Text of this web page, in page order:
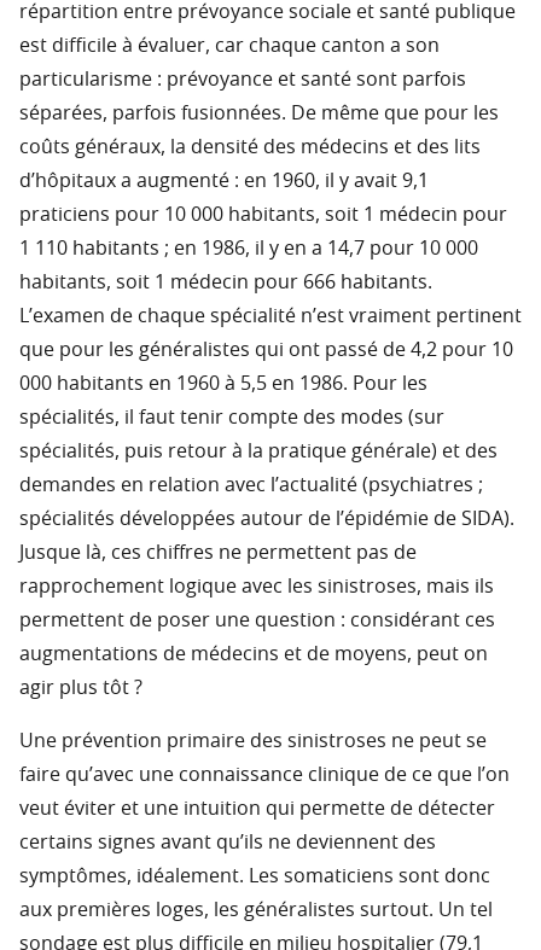
répartition entre prévoyance sociale et santé publique
est difficile à évaluer, car chaque canton a son
particularisme : prévoyance et santé sont parfois
séparées, parfois fusionnées. De même que pour les
coûts généraux, la densité des médecins et des lits
d’hôpitaux a augmenté : en 1960, il y avait 9,1
praticiens pour 10 000 habitants, soit 1 médecin pour
1 110 habitants ; en 1986, il y en a 14,7 pour 10 000
habitants, soit 1 médecin pour 666 habitants.
L’examen de chaque spécialité n’est vraiment pertinent
que pour les généralistes qui ont passé de 4,2 pour 10
000 habitants en 1960 à 5,5 en 1986. Pour les
spécialités, il faut tenir compte des modes (sur
spécialités, puis retour à la pratique générale) et des
demandes en relation avec l’actualité (psychiatres ;
spécialités développées autour de l’épidémie de SIDA).
Jusque là, ces chiffres ne permettent pas de
rapprochement logique avec les sinistroses, mais ils
permettent de poser une question : considérant ces
augmentations de médecins et de moyens, peut on
agir plus tôt ?
Une prévention primaire des sinistroses ne peut se
faire qu’avec une connaissance clinique de ce que l’on
veut éviter et une intuition qui permette de détecter
certains signes avant qu’ils ne deviennent des
symptômes, idéalement. Les somaticiens sont donc
aux premières loges, les généralistes surtout. Un tel
sondage est plus difficile en milieu hospitalier (79,1